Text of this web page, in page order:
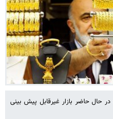
حال حاضر بازار غیرقابل پیش بینی